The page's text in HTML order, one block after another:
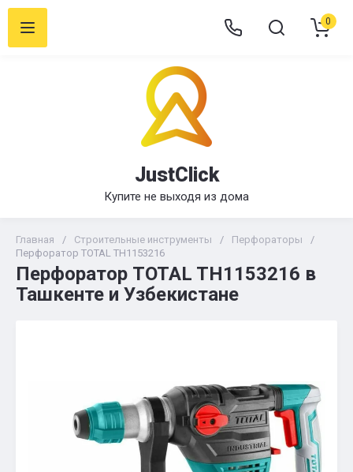
JustClick
Купите не выходя из дома
0
Главная / Строительные инструменты / Перфораторы
/
Перфоратор TOTAL TH1153216
Перфоратор TOTAL TH1153216 в
Ташкенте и Узбекистане